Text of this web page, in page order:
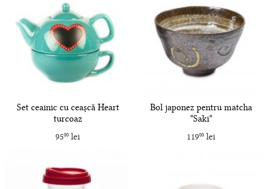
Set ceainic cu ceașcă Heart
turcoaz
9500lei
Bol japonez pentru matcha
"Saki"
11900 lei